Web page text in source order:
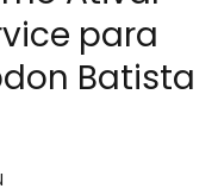
para
Batista